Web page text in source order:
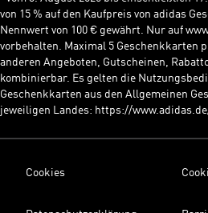
von 15 % auf den Kaufpreis von adidas
Nennwert von 100 € gewährt. Nur auf
vorbehalten. Maximal 5 Geschenkkarten
anderen Angeboten, Gutscheinen,
kombinierbar. Es gelten die
Geschenkkarten aus den Allgemeinen
jeweiligen Landes: https://
Cookies